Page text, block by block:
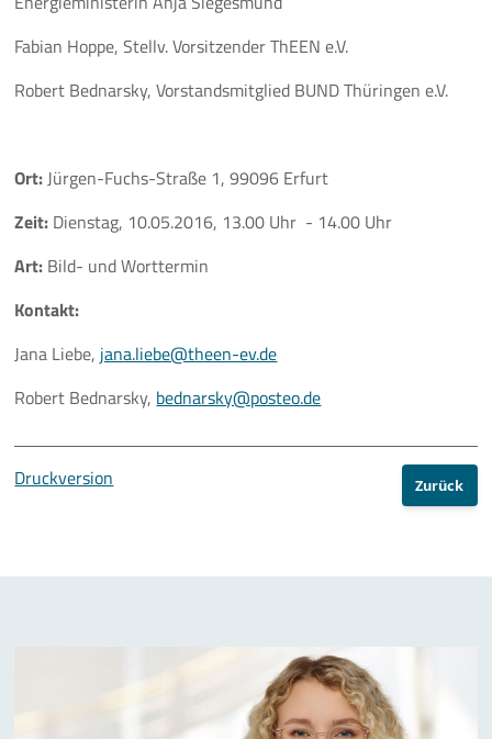
Fabian Hoppe, Stellv. Vorsitzender ThEEN e.V.
Robert Bednarsky, Vorstandsmitglied BUND Thüringen e.V.
Ort:Jürgen-Fuchs-Straße 1, 99096 Erfurt
Zeit: Dienstag, 10.05.2016, 13.00 Uhr - 14.00 Uhr
Art: Bild- und Worttermin
Kontakt:
Jana Liebe, jana.liebe@theen-ev.de
Robert Bednarsky, bednarsky@posteo.de
Druckversion Zurück